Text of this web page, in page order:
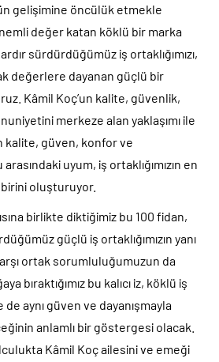
gelişimine öncülük etmekle
değer katan köklü bir marka
sürdürdüğümüz iş ortaklığımızı,
değerlere dayanan güçlü bir
Kâmil Koç’un kalite, güvenlik,
merkeze alan yaklaşımı ile
kalite, güven, konfor ve
uyum, iş ortaklığımızın en
birini oluşturuyor.
birlikte diktiğimiz bu 100 fidan,
güçlü iş ortaklığımızın yanı
ortak sorumluluğumuzun da
bıraktığımız bu kalıcı iz, köklü iş
de aynı güven ve dayanışmayla
anlamlı bir göstergesi olacak.
Kâmil Koç ailesini ve emeği